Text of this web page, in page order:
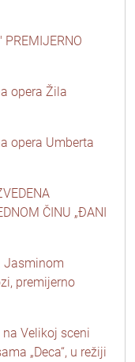
PREMIJERNO
opera Žila
opera Umberta
ČINU „ĐANI
Jasminom
premijerno
Velikoj sceni
„Deca“, u režiji